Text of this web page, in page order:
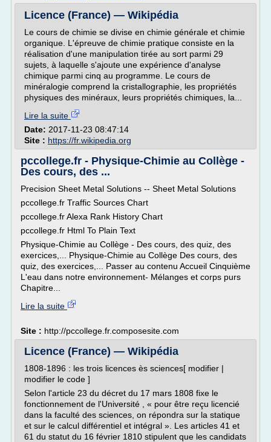
Licence (France) — Wikipédia
Le cours de chimie se divise en chimie générale et chimie
organique. L'épreuve de chimie pratique consiste en la
réalisation d'une manipulation tirée au sort parmi 29
sujets, à laquelle s'ajoute une expérience d'analyse
chimique parmi cinq au programme. Le cours de
minéralogie comprend la cristallographie, les propriétés
physiques des minéraux, leurs propriétés chimiques, la...
Lire la suite
Date: 2017-11-23 08:47:14
Site : https://fr.wikipedia.org
pccollege.fr - Physique-Chimie au Collège -
Des cours, des ...
Precision Sheet Metal Solutions -- Sheet Metal Solutions
pccollege.fr Traffic Sources Chart
pccollege.fr Alexa Rank History Chart
pccollege.fr Html To Plain Text
Physique-Chimie au Collège - Des cours, des quiz, des
exercices,... Physique-Chimie au Collège Des cours, des
quiz, des exercices,... Passer au contenu Accueil Cinquième
L'eau dans notre environnement- Mélanges et corps purs
Chapitre...
Lire la suite
Site : http://pccollege.fr.composesite.com
Licence (France) — Wikipédia
1808-1896 : les trois licences ès sciences[ modifier |
modifier le code ]
Selon l'article 23 du décret du 17 mars 1808 fixe le
fonctionnement de l'Université , « pour être reçu licencié
dans la faculté des sciences, on répondra sur la statique
et sur le calcul différentiel et intégral ». Les articles 41 et
61 du statut du 16 février 1810 stipulent que les candidats